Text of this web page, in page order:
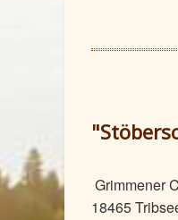
Grimmener
18465